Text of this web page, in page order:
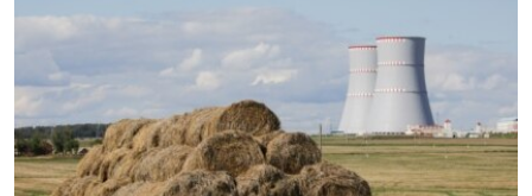
СИБИРЬ.РЕАЛИИ
РАСПИСАНИЕ ВЕЩАНИЯ
ПОДПИШИТЕСЬ НА РАССЫЛКУ
СОЦИАЛЬНЫЕ СЕТИ